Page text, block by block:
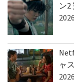
ン
ャ